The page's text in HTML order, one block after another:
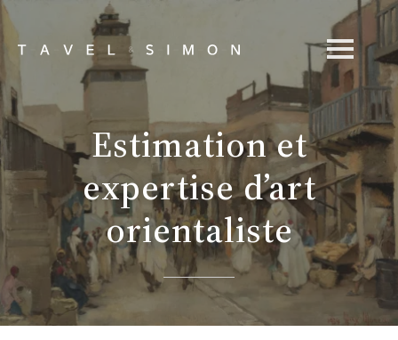
Estimation et
expertise d’art
orientaliste